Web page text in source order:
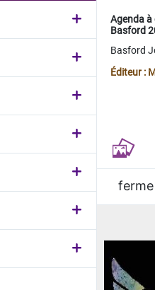
Agenda
Basford
Basford
Éditeur :
ferme